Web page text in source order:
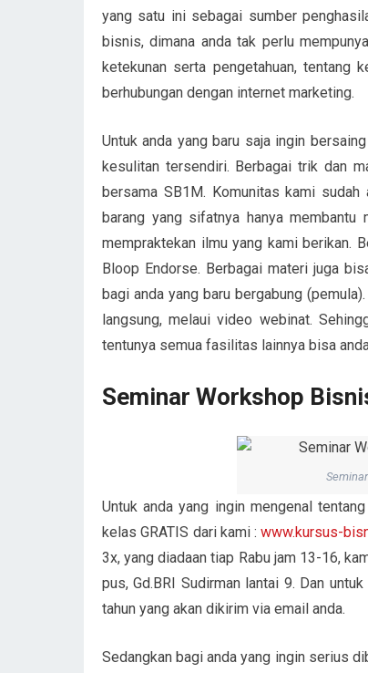
yang satu ini sebagai sumber
bisnis, dimana anda tak perlu
ketekunan serta pengetahuan, tentang
berhubungan dengan internet marketing.
Untuk anda yang baru saja ingin
kesulitan tersendiri. Berbagai trik dan
bersama SB1M. Komunitas kami
barang yang sifatnya hanya
mempraktekan ilmu yang kami berikan.
Bloop Endorse. Berbagai materi juga
bagi anda yang baru bergabung
langsung, melaui video webinat.
tentunya semua fasilitas lainnya bisa
Seminar Workshop
Untuk anda yang ingin mengenal
kelas GRATIS dari kami :www.kursus-
3x, yang diadaan tiap Rabu jam 13-16,
pus, Gd.BRI Sudirman lantai 9. Dan
tahun yang akan dikirim via email anda.
Sedangkan bagi anda yang ingin serius